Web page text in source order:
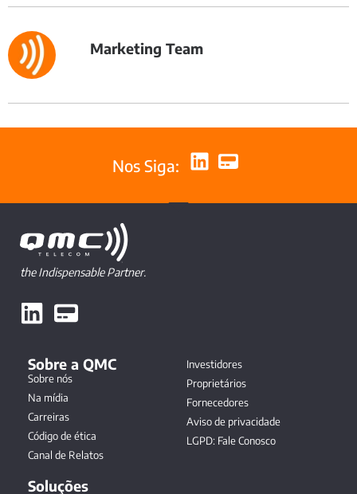
Marketing Team
Nos Siga:
the Indispensable Partner.
Sobre a QMC
Sobre nós
Na mídia
Carreiras
Código de ética
Canal de Relatos
Investidores
Proprietários
Fornecedores
Aviso de privacidade
LGPD: Fale Conosco
Soluções